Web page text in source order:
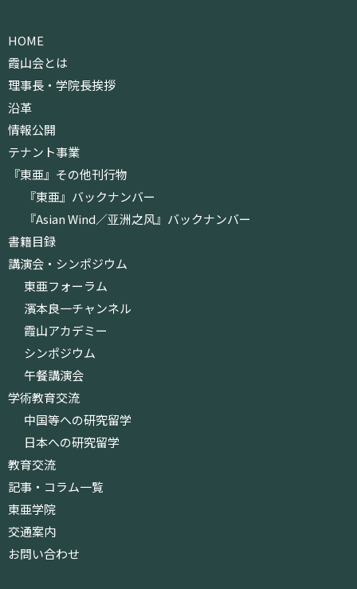
HOME
霞山会とは
理事長・学院長挨拶
沿革
情報公開
テナント事業
『東亜』その他刊行物
『東亜』バックナンバー
『Asian Wind／亚洲之风』バックナンバー
書籍目録
講演会・シンポジウム
東亜フォーラム
濱本良一チャンネル
霞山アカデミー
シンポジウム
午餐講演会
学術教育交流
中国等への研究留学
日本への研究留学
教育交流
記事・コラム一覧
東亜学院
交通案内
お問い合わせ